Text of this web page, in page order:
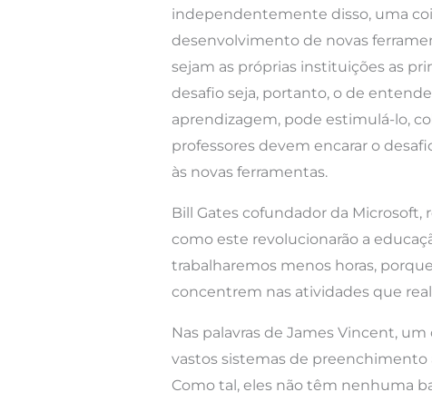
independentemente disso, uma
desenvolvimento de novas
sejam as próprias instituições as
desafio seja, portanto, o de
aprendizagem, pode estimulá-lo,
professores devem encarar o
às novas ferramentas.
Bill Gates cofundador da
como este revolucionarão a
trabalharemos menos horas,
concentrem nas atividades que
Nas palavras de James Vincent,
vastos sistemas de preenchimento
Como tal, eles não têm nenhuma